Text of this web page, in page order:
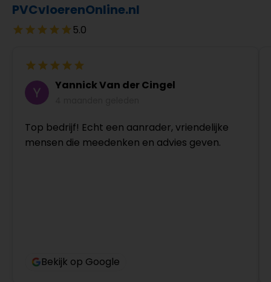
PVCvloerenOnline.nl
5.0
Yannick Van der Cingel
Top bedrijf! Echt een aanrader, vriendelijke
mensen die meedenken en advies geven.
Bekijk op Google